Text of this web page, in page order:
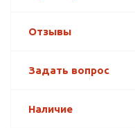
Отзывы
Задать вопрос
Наличие